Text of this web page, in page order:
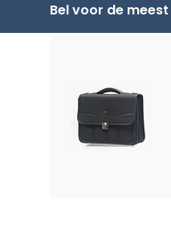
Bel voor de
Terug Handige